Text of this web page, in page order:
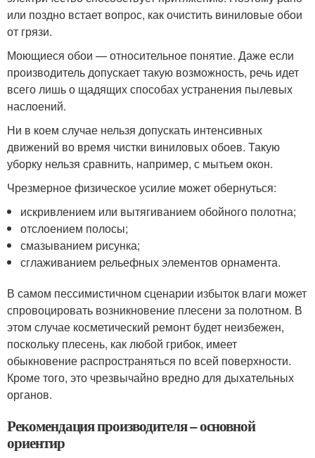
или поздно встает вопрос, как очистить виниловые обои
от грязи.
Моющиеся обои — относительное понятие. Даже если
производитель допускает такую возможность, речь идет
всего лишь о щадящих способах устранения пылевых
наслоений.
Ни в коем случае нельзя допускать интенсивных
движений во время чистки виниловых обоев. Такую
уборку нельзя сравнить, например, с мытьем окон.
Чрезмерное физическое усилие может обернуться:
искривлением или вытягиванием обойного полотна;
отслоением полосы;
смазыванием рисунка;
сглаживанием рельефных элементов орнамента.
В самом пессимистичном сценарии избыток влаги может
спровоцировать возникновение плесени за полотном. В
этом случае косметический ремонт будет неизбежен,
поскольку плесень, как любой грибок, имеет
обыкновение распространяться по всей поверхности.
Кроме того, это чрезвычайно вредно для дыхательных
органов.
Рекомендация производителя – основной
ориентир